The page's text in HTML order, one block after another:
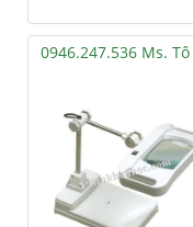
0946.247.536 Ms.